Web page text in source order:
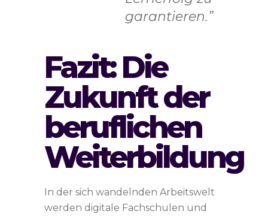
garantieren.”
Fazit: Die
Zukunft der
beruflichen
Weiterbildung
In der sich wandelnden Arbeitswelt
werden digitale Fachschulen und